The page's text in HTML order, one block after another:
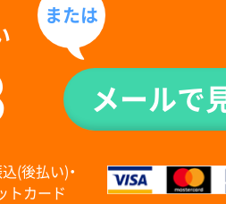
または
メールで
(後払い)・
トカード